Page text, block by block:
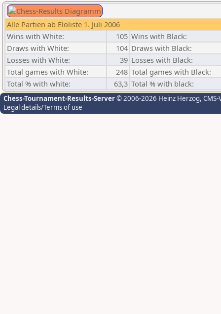
Alle Partien ab Eloliste 1. Juli 2006
Wins with White:
105 Wins with Black:
Draws with White:
104 Draws with Black:
Losses with White:
39 Losses with Black:
Total games with White:
248 Total games with Black:
Total % with white:
63,3 Total % with black:
Chess-Tournament-Results-Server© 2006-2026 Heinz Herzog,
Legal details/Terms of use